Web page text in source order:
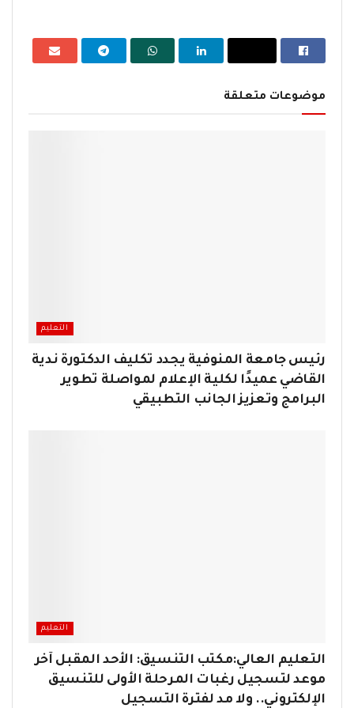
موضوعات متعلقة
التعليم
رئيس جامعة المنوفية يجدد تكليف الدكتورة ندية
القاضي عميدًا لكلية الإعلام لمواصلة تطوير
البرامج وتعزيز الجانب التطبيقي
التعليم
التعليم العالي:مكتب التنسيق: الأحد المقبل آخر
موعد لتسجيل رغبات المرحلة الأولى للتنسيق
الإلكتروني.. ولا مد لفترة التسجيل